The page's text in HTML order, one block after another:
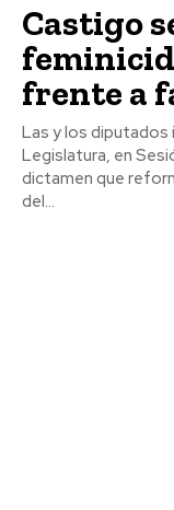
Castigo
frente a
Las y los diputados
Legislatura, en
dictamen que
del...